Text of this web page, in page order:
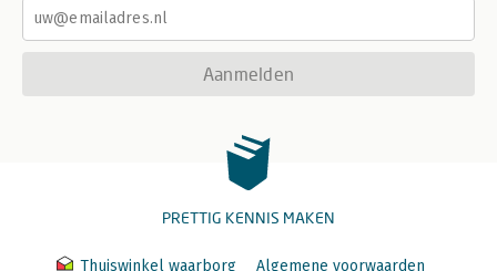
Aanmelden
PRETTIG KENNIS MAKEN
Thuiswinkel waarborg Algemene voorwaarden